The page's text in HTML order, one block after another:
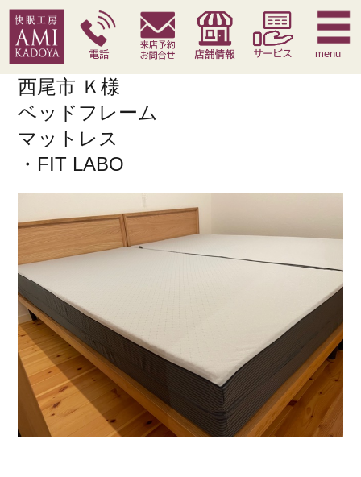
快眠枕 腰痛対策寝具 季節寝具 サービス
menu
西尾市 Ｋ様
ベッドフレーム
マットレス
・FIT LABO